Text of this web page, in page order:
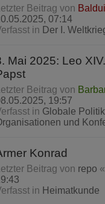
Letzter Beitrag von
07:14
in Der I.
Mai 2025: Leo
Letzter Beitrag von
19:57
in Globale
und
Konrad
Letzter Beitrag von repo «
in Heimatkunde